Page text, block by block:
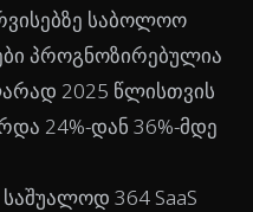
საბოლოო
პროგნოზირებულია
2025 წლისთვის
24%-დან 36%-მდე
საშუალოდ 364 SaaS